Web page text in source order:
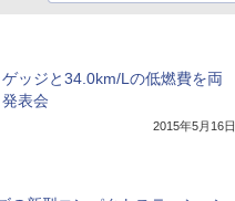
ッジと34.0km/Lの低燃費を両
表会
2015年5月16日